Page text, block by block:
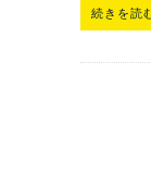
続きを読